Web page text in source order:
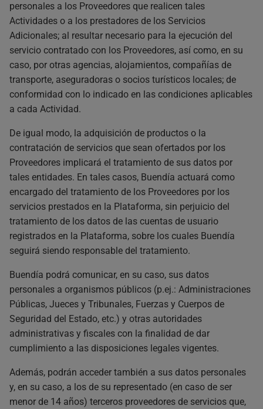
personales a los Proveedores que realicen tales
Actividades o a los prestadores de los Servicios
Adicionales; al resultar necesario para la ejecución del
servicio contratado con los Proveedores, así como, en su
caso, por otras agencias, alojamientos, compañías de
transporte, aseguradoras o socios turísticos locales; de
conformidad con lo indicado en las condiciones aplicables
a cada Actividad.
De igual modo, la adquisición de productos o la
contratación de servicios que sean ofertados por los
Proveedores implicará el tratamiento de sus datos por
tales entidades. En tales casos, Buendía actuará como
encargado del tratamiento de los Proveedores por los
servicios prestados en la Plataforma, sin perjuicio del
tratamiento de los datos de las cuentas de usuario
registrados en la Plataforma, sobre los cuales Buendía
seguirá siendo responsable del tratamiento.
Buendía podrá comunicar, en su caso, sus datos
personales a organismos públicos (p.ej.: Administraciones
Públicas, Jueces y Tribunales, Fuerzas y Cuerpos de
Seguridad del Estado, etc.) y otras autoridades
administrativas y fiscales con la finalidad de dar
cumplimiento a las disposiciones legales vigentes.
Además, podrán acceder también a sus datos personales
y, en su caso, a los de su representado (en caso de ser
menor de 14 años) terceros proveedores de servicios que,